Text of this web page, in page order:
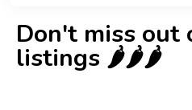
Don't miss out
listings 🌶️🌶️🌶️